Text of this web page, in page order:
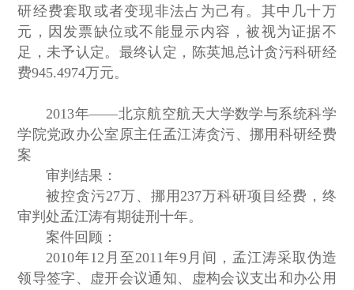
研经费套取或者变现非法占为己有。其中几十万
元，因发票缺位或不能显示内容，被视为证据不
足，未予认定。最终认定，陈英旭总计贪污科研经
费945.4974万元。
2013年——北京航空航天大学数学与系统科学
学院党政办公室原主任孟江涛贪污、挪用科研经费
案
审判结果：
被控贪污27万、挪用237万科研项目经费，终
审判处孟江涛有期徒刑十年。
案件回顾：
2010年12月至2011年9月间，孟江涛采取伪造
领导签字、虚开会议通知、虚构会议支出和办公用